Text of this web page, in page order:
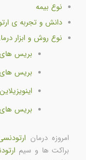
نوع بیمه
دانش و تجربه ی
نوع روش و ابزار
بریس
بریس
اینویزیلاین
بریس
امروزه درمان
براکت ها و سیم